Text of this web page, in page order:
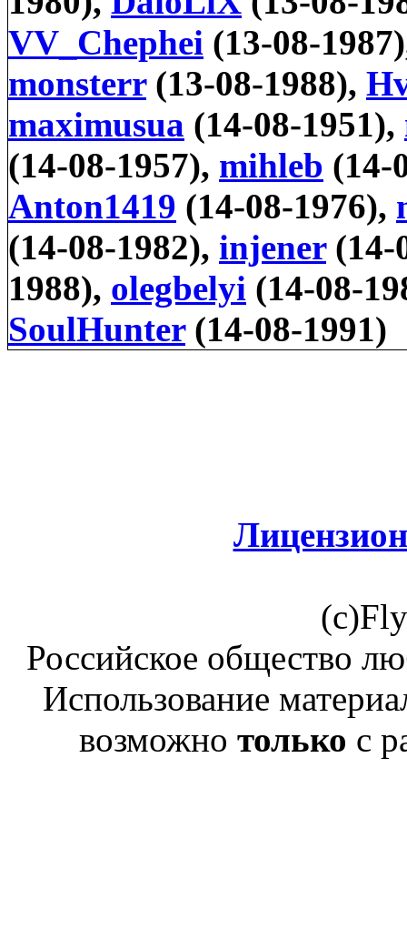
VV_Chephei (13-08-
monsterr(13-08-1988),
maximusua (14-08-1951),
(14-08-1957), mihleb (14-
Anton1419 (14-08-1976),
(14-08-1982), injener(14-
1988), olegbelyi (14-08-
SoulHunter(14-08-1991)
Российское общество
Использование
возможно только с